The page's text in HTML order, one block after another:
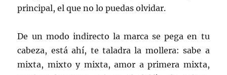
principal, el que no lo puedas olvidar.
De un modo indirecto la marca se pega en tu
cabeza, está ahí, te taladra la mollera: sabe a
mixta, mixto y mixta, amor a primera mixta,